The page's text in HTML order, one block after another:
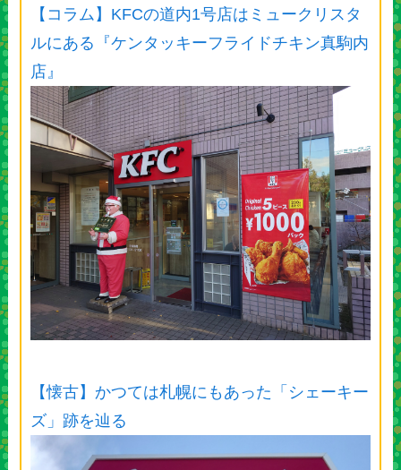
【コラム】KFCの道内1号店はミュークリスタ
ルにある『ケンタッキーフライドチキン真駒内
店』
【懐古】かつては札幌にもあった「シェーキー
ズ」跡を辿る